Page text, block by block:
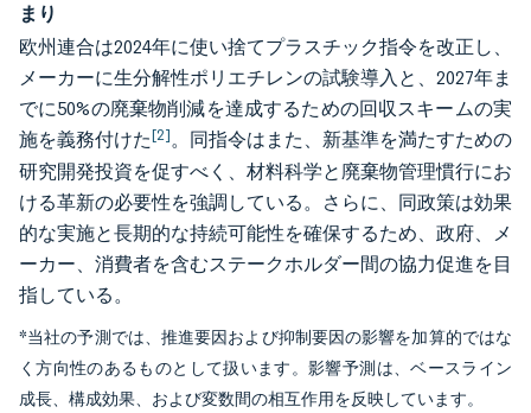
まり
欧州連合は2024年に使い捨てプラスチック指令を改正し、
メーカーに生分解性ポリエチレンの試験導入と、2027年ま
でに50%の廃棄物削減を達成するための回収スキームの実
施を義務付けた[2]。同指令はまた、新基準を満たすための
研究開発投資を促すべく、材料科学と廃棄物管理慣行にお
ける革新の必要性を強調している。さらに、同政策は効果
的な実施と長期的な持続可能性を確保するため、政府、メ
ーカー、消費者を含むステークホルダー間の協力促進を目
指している。
*当社の予測では、推進要因および抑制要因の影響を加算的ではな
く方向性のあるものとして扱います。影響予測は、ベースライン
成長、構成効果、および変数間の相互作用を反映しています。